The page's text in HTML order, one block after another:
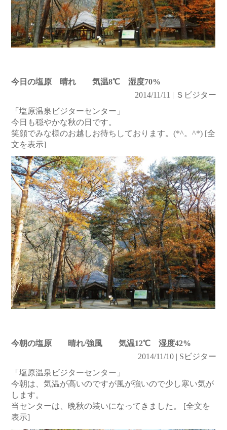
今日の塩原 晴れ 気温8℃ 湿度70%
2014/11/11 | Ｓビジター
「塩原温泉ビジターセンター」
今日も穏やかな秋の日です。
笑顔でみな様のお越しお待ちしております。(*^。^*) [全
文を表示]
今朝の塩原 晴れ/強風 気温12℃ 湿度42%
2014/11/10 | Sビジター
「塩原温泉ビジターセンター」
今朝は、気温が高いのですが風が強いので少し寒い気が
します。
当センターは、晩秋の装いになってきました。 [全文を
表示]